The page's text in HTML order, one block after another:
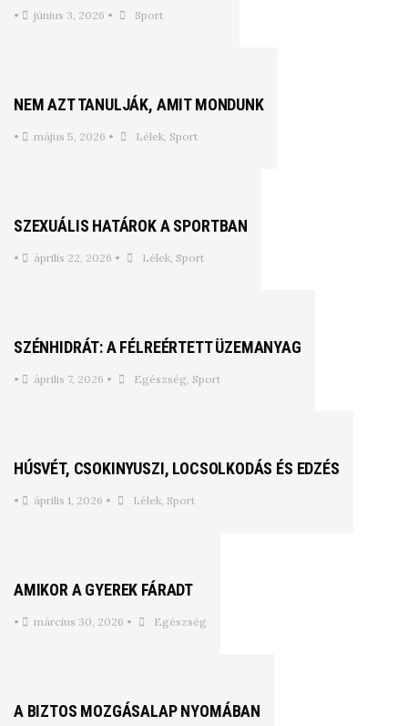
• június 3, 2026 • Sport
NEM AZT TANULJÁK, AMIT MONDUNK
• május 5, 2026 • Lélek, Sport
SZEXUÁLIS HATÁROK A SPORTBAN
• április 22, 2026 • Lélek, Sport
SZÉNHIDRÁT: A FÉLREÉRTETT ÜZEMANYAG
• április 7, 2026 • Egészség, Sport
HÚSVÉT, CSOKINYUSZI, LOCSOLKODÁS ÉS EDZÉS
• április 1, 2026 • Lélek, Sport
AMIKOR A GYEREK FÁRADT
• március 30, 2026 • Egészség
A BIZTOS MOZGÁSALAP NYOMÁBAN